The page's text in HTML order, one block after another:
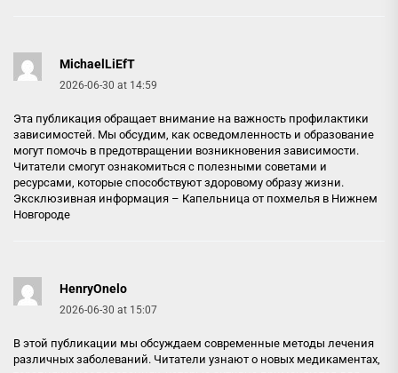
MichaelLiEfT
2026-06-30 at 14:59
Эта публикация обращает внимание на важность профилактики
зависимостей. Мы обсудим, как осведомленность и образование
могут помочь в предотвращении возникновения зависимости.
Читатели смогут ознакомиться с полезными советами и
ресурсами, которые способствуют здоровому образу жизни.
Эксклюзивная информация – Капельница от похмелья в Нижнем
Новгороде
HenryOnelo
2026-06-30 at 15:07
В этой публикации мы обсуждаем современные методы лечения
различных заболеваний. Читатели узнают о новых медикаментах,